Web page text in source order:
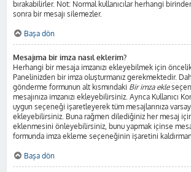
bırakabilirler. Not: Normal kullanıcılar herhangi
sonra bir mesajı silemezler.
Başa dön
Mesajıma bir imza nasıl eklerim?
Herhangi bir mesaja imzanızı ekleyebilmek için
Panelinizden bir imza oluşturmanız gerekmektedir.
gönderme formunun alt kısmındaki Bir imza ekle
mesajınıza imzanızı ekleyebilirsiniz. Ayrıca Kullanıcı
uygun seçeneği işaretleyerek tüm mesajlarınıza
ekleyebilirsiniz. Buna rağmen dilediğiniz her mesaj için
eklenmesini önleyebilirsiniz, bunu yapmak içinse
formunda imza ekleme seçeneğinin işaretini
Başa dön